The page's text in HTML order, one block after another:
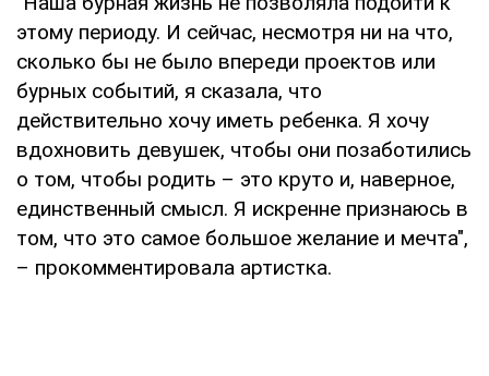
этому периоду. И сейчас, несмотря ни на что,
сколько бы не было впереди проектов или
бурных событий, я сказала, что
действительно хочу иметь ребенка. Я хочу
вдохновить девушек, чтобы они позаботились
о том, чтобы родить – это круто и, наверное,
единственный смысл. Я искренне признаюсь в
том, что это самое большое желание и мечта",
– прокомментировала артистка.